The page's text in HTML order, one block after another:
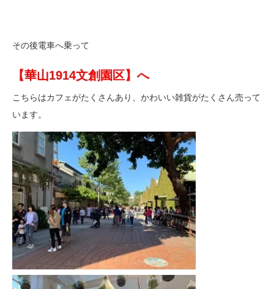
その後電車へ乗って
【華山1914文創園区】へ
こちらはカフェがたくさんあり、かわいい雑貨がたくさん売って
います。